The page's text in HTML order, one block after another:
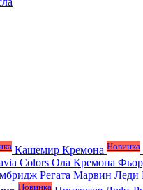
Кашемир Кремона Новинка
Colors Ола Кремона
Регата Марвин Леди
Новинка